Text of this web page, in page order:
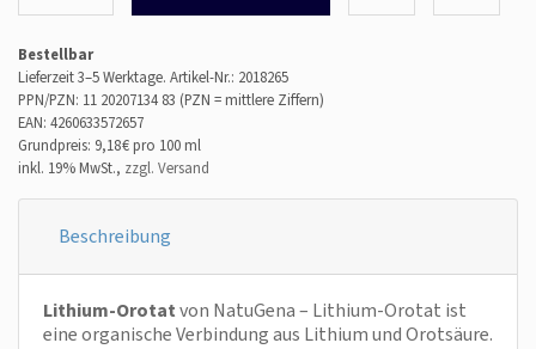
Bestellbar
Lieferzeit 3–5 Werktage. Artikel-Nr.: 2018265
PPN/PZN: 11 20207134 83 (PZN = mittlere Ziffern)
EAN: 4260633572657
Grundpreis: 9,18 €pro 100 ml
inkl. 19% MwSt., zzgl. Versand
Beschreibung
Lithium-Orotatvon NatuGena – Lithium-Orotat ist
eine organische Verbindung aus Lithium und Orotsäure.